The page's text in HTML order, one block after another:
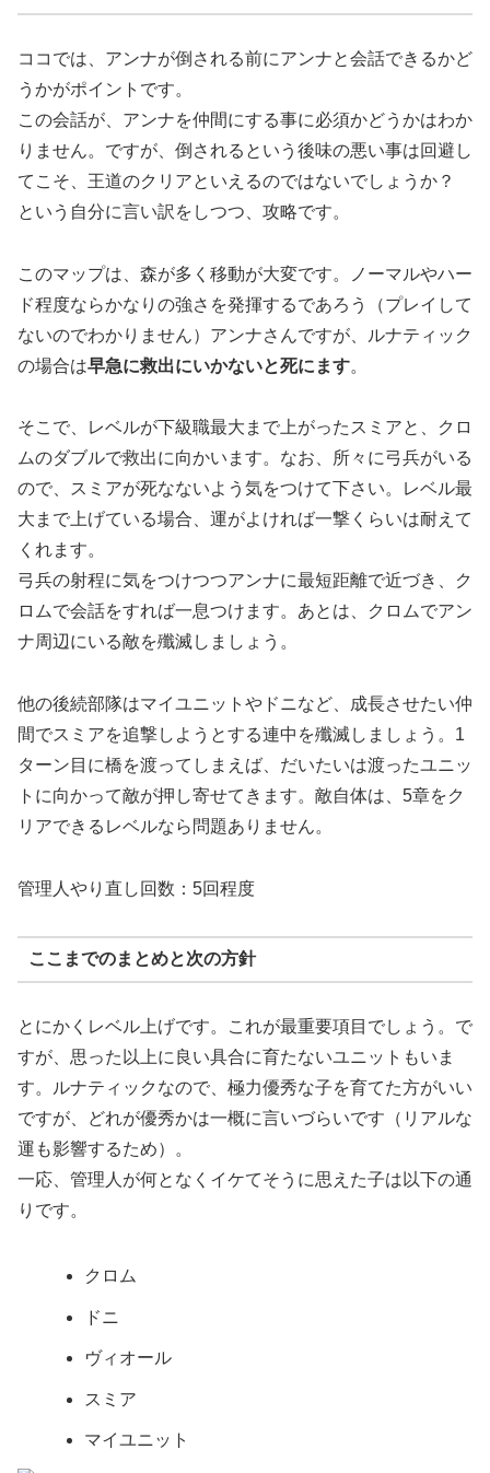
ココでは、アンナが倒される前にアンナと会話できるかど
うかがポイントです。
この会話が、アンナを仲間にする事に必須かどうかはわか
りません。ですが、倒されるという後味の悪い事は回避し
てこそ、王道のクリアといえるのではないでしょうか？
という自分に言い訳をしつつ、攻略です。
このマップは、森が多く移動が大変です。ノーマルやハー
ド程度ならかなりの強さを発揮するであろう（プレイして
ないのでわかりません）アンナさんですが、ルナティック
の場合は早急に救出にいかないと死にます。
そこで、レベルが下級職最大まで上がったスミアと、クロ
ムのダブルで救出に向かいます。なお、所々に弓兵がいる
ので、スミアが死なないよう気をつけて下さい。レベル最
大まで上げている場合、運がよければ一撃くらいは耐えて
くれます。
弓兵の射程に気をつけつつアンナに最短距離で近づき、ク
ロムで会話をすれば一息つけます。あとは、クロムでアン
ナ周辺にいる敵を殲滅しましょう。
他の後続部隊はマイユニットやドニなど、成長させたい仲
間でスミアを追撃しようとする連中を殲滅しましょう。1
ターン目に橋を渡ってしまえば、だいたいは渡ったユニッ
トに向かって敵が押し寄せてきます。敵自体は、5章をク
リアできるレベルなら問題ありません。
管理人やり直し回数：5回程度
ここまでのまとめと次の方針
とにかくレベル上げです。これが最重要項目でしょう。で
すが、思った以上に良い具合に育たないユニットもいま
す。ルナティックなので、極力優秀な子を育てた方がいい
ですが、どれが優秀かは一概に言いづらいです（リアルな
運も影響するため）。
一応、管理人が何となくイケてそうに思えた子は以下の通
りです。
クロム
ドニ
ヴィオール
スミア
マイユニット